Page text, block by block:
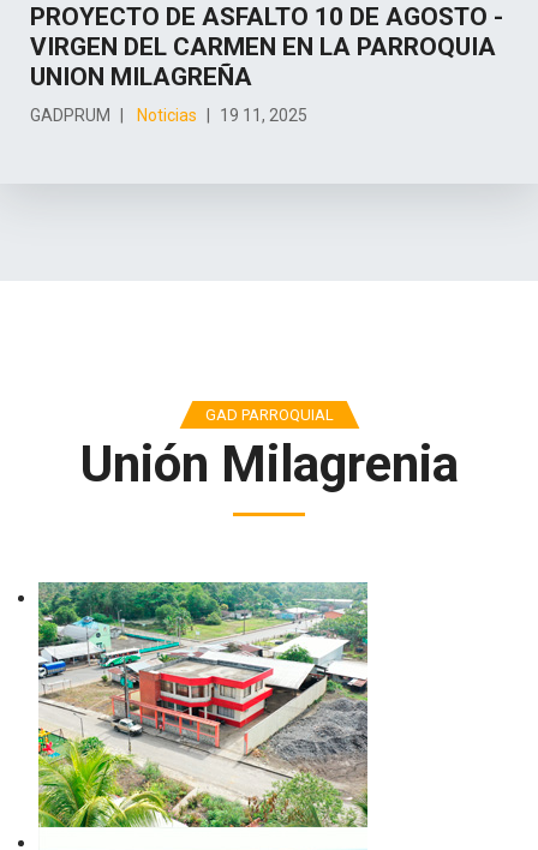
PROYECTO DE ASFALTO 10 DE AGOSTO -
VIRGEN DEL CARMEN EN LA PARROQUIA
UNION MILAGREÑA
GADPRUM Noticias 19 11, 2025
GAD PARROQUIAL
Unión Milagrenia